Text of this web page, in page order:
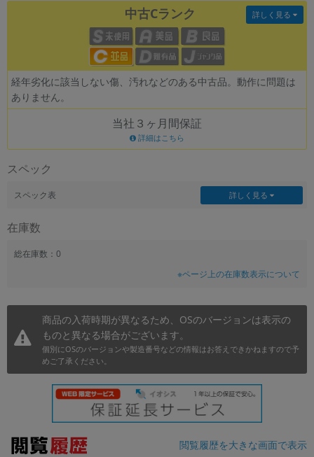
中古Cランク
経年劣化に該当しない傷、汚れなどのある中古品。動作に問題は
ありません。
詳しく見る
当社３ヶ月間保証
詳細はこちら
スペック
スペック表 詳しく見る
在庫数
総在庫数：0
※ページ上の在庫数表示について
商品の入荷時期が異なるため、OSのバージョンは表示の
ものと異なる場合がございます。
個別にOSのバージョンや製造番号などの情報はお答えできかねますので予
めご了承ください。
閲覧履歴を大きな画面で表示
メモリ
モニタサイズ
価格
円
発売日
月 から
年 月 まで
各項目のチェックボックスは「or検索」となります。